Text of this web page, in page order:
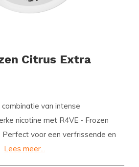
Citrus Extra
van intense
nicotine met R4VE - Frozen
Perfect voor een verfrissende en
Lees meer...